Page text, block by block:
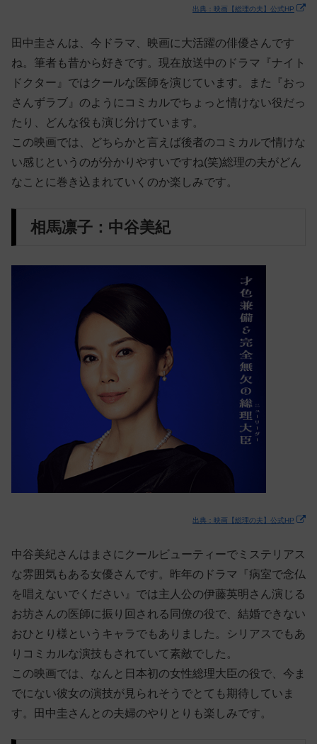
出典：映画【総理の夫】公式HP
田中圭さんは、今ドラマ、映画に大活躍の俳優さんです
ね。筆者も昔から好きです。現在放送中のドラマ『ナイト
ドクター』ではクールな医師を演じています。また『おっ
さんずラブ』のようにコミカルでちょっと情けない役だっ
たり、どんな役も演じ分けています。
この映画では、どちらかと言えば後者のコミカルで情けな
い感じというのが分かりやすいですね(笑)総理の夫がどん
なことに巻き込まれていくのか楽しみです。
相馬凛子：中谷美紀
出典：映画【総理の夫】公式HP
中谷美紀さんはまさにクールビューティーでミステリアス
な雰囲気もある女優さんです。昨年のドラマ『病室で念仏
を唱えないでください』では主人公の伊藤英明さん演じる
お坊さんの医師に振り回される同僚の役で、結婚できない
おひとり様というキャラでもありました。シリアスでもあ
りコミカルな演技もされていて素敵でした。
この映画では、なんと日本初の女性総理大臣の役で、今ま
でにない彼女の演技が見られそうでとても期待していま
す。田中圭さんとの夫婦のやりとりも楽しみです。